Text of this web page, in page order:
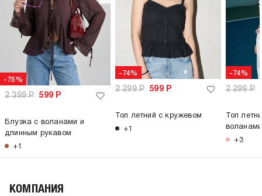
-75%
2 399Р 599 Р
Блузка с воланами и
длинным рукавом
+1
-74%
2 299Р 599Р
Топ летний с кружевом
+1
-74%
2 299Р
Топ
воланами
+3
КОМПАНИЯ